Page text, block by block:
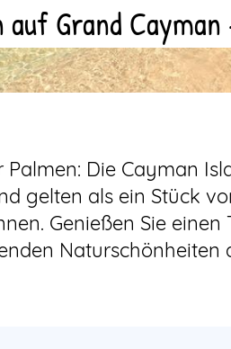
auf Grand
Palmen: Die Cayman
gelten als ein Stück
Genießen Sie